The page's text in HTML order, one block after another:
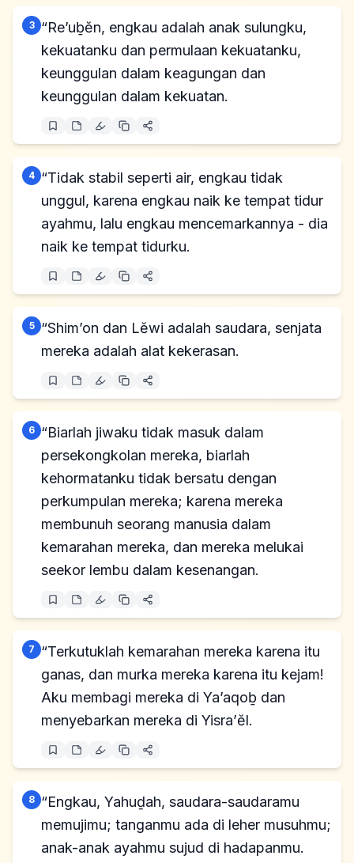
3
“Re’uḇĕn, engkau adalah anak sulungku,
kekuatanku dan permulaan kekuatanku,
keunggulan dalam keagungan dan
keunggulan dalam kekuatan.
4 “Tidak stabil seperti air, engkau tidak
unggul, karena engkau naik ke tempat tidur
ayahmu, lalu engkau mencemarkannya - dia
naik ke tempat tidurku.
5
“Shim’on dan Lĕwi adalah saudara, senjata
mereka adalah alat kekerasan.
6 “Biarlah jiwaku tidak masuk dalam
persekongkolan mereka, biarlah
kehormatanku tidak bersatu dengan
perkumpulan mereka; karena mereka
membunuh seorang manusia dalam
kemarahan mereka, dan mereka melukai
seekor lembu dalam kesenangan.
7
“Terkutuklah kemarahan mereka karena itu
ganas, dan murka mereka karena itu kejam!
Aku membagi mereka di Ya’aqoḇ dan
menyebarkan mereka di Yisra’ĕl.
8 “Engkau, Yahuḏah, saudara-saudaramu
memujimu; tanganmu ada di leher musuhmu;
anak-anak ayahmu sujud di hadapanmu.